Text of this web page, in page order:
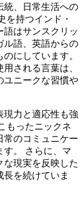
統、日常生活への
を持つインド・
語はサンスクリッ
ル語、英語からの
にしています。
される言葉は、
ユニークな習慣や
現力と適応性も強
もったニックネ
常のコミュニケー
す。 さらに、マ
な現実を反映した
を続けていま